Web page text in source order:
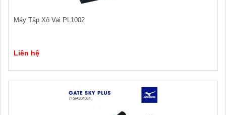
Máy Tập Xô Vai PL1002
Liên hệ